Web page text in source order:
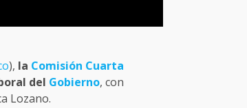
), la Comisión Cuarta
del Gobierno, con
Lozano.